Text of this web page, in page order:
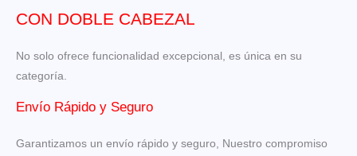
CON DOBLE CABEZAL
No solo ofrece funcionalidad excepcional, es única en su
categoría.
Envío Rápido y Seguro
Garantizamos un envío rápido y seguro, Nuestro compromiso